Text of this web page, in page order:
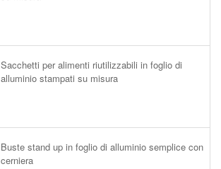
Sacchetti per alimenti riutilizzabili in foglio di
alluminio stampati su misura
Buste stand up in foglio di alluminio semplice con
cerniera